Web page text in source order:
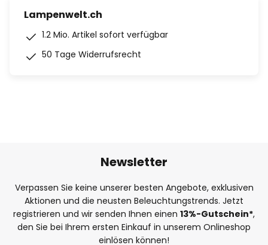
Lampenwelt.ch
1.2 Mio. Artikel sofort verfügbar
50 Tage Widerrufsrecht
Newsletter
Verpassen Sie keine unserer besten Angebote, exklusiven
Aktionen und die neusten Beleuchtungstrends. Jetzt
registrieren und wir senden Ihnen einen 13%-Gutschein*,
den Sie bei Ihrem ersten Einkauf in unserem Onlineshop
einlösen können!